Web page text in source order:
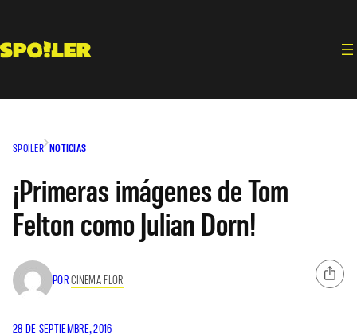
contenido
SPOILER NOTICIAS
¡Primeras imágenes de Tom
Felton como Julian Dorn!
PORCINEMA FLOR
28 DE SEPTIEMBRE, 2016